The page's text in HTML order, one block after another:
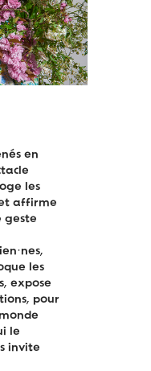
en
les
affirme
geste
les
expose
pour
le
invite